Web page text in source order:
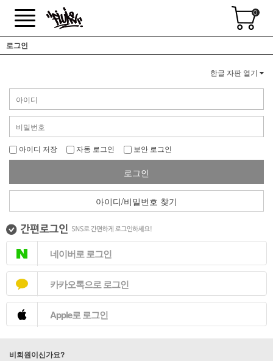
0
로그인
한글 자판 열기
아이디 저장 자동 로그인 보안 로그인
로그인
아이디/비밀번호 찾기
네이버로 로그인
카카오톡으로 로그인
Apple로 로그인
비회원이신가요?